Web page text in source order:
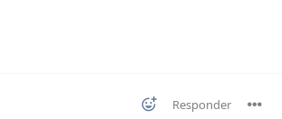
Responder